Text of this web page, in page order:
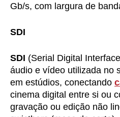
Gb/s, com largura de
SDI
SDI (Serial Digital
áudio e vídeo utilizada no
em estúdios, conectando
cinema digital entre si ou
gravação ou edição não